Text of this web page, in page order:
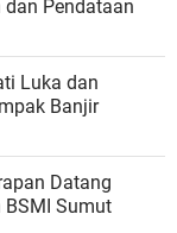
dan Pendataan
Luka dan
Banjir
Datang
BSMI Sumut